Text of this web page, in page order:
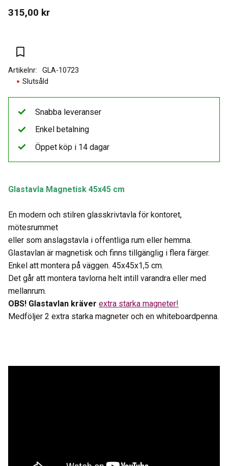
315,00 kr
Lägg till i favoriter
Slutsåld
Artikelnr GLA-10723
Glastavla Magnetisk 45x45 cm
En modern och stilren glasskrivtavla för kontoret,
mötesrummet
eller som anslagstavla i offentliga rum eller hemma.
Glastavlan är magnetisk och finns tillgänglig i flera färger.
Enkel att montera på väggen. 45x45x1,5 cm.
Det går att montera tavlorna helt intill varandra eller med
mellanrum.
OBS! Glastavlan kräver extra starka magneter!
Medföljer 2 extra starka magneter och en whiteboardpenna.
Snabba leveranser
Enkel betalning
Öppet köp i 14 dagar